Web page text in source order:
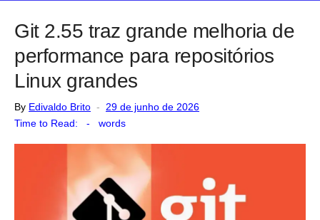
Git 2.55 traz grande melhoria de
performance para repositórios
Linux grandes
By Edivaldo Brito
Posted
29 de junho de 2026
Time to Read:
- words